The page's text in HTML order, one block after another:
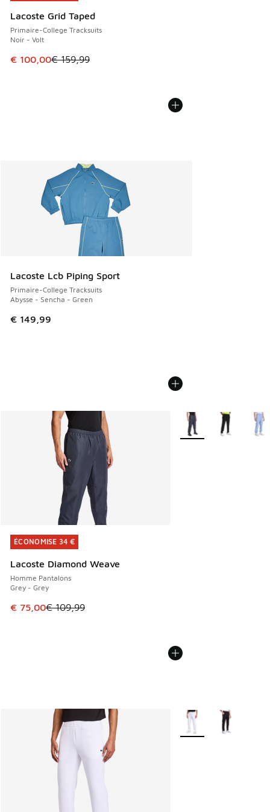
Lacoste Grid Taped
Primaire-College Tracksuits
Noir - Volt
Cet article est en promotion. Prix en baisse de € 159,99 à
€ 100,00€ 159,99
Lacoste Lcb Piping Sport
Primaire-College Tracksuits
Abysse - Sencha - Green
€ 149,99
ÉCONOMISE 34 €
Lacoste Diamond Weave
Homme Pantalons
Grey - Grey
Cet article est en promotion. Prix en baisse de € 109,99 à
€ 75,00€ 109,99
ÉCONOMISE 34 €
Plus de couleurs
Plus de couleurs